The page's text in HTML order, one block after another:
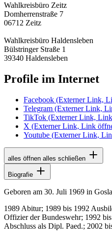
Wahlkreisbüro Zeitz
Domherrenstraße 7
06712 Zeitz
Wahlkreisbüro Haldensleben
Bülstringer Straße 1
39340 Haldensleben
Profile im Internet
Facebook (Externer Link,
Telegram (Externer Link,
TikTok (Externer Link,
X (Externer Link, Link
Youtube (Externer Link,
alles öffnen alles schließen
Biografie
Geboren am 30. Juli 1969 in
1989 Abitur; 1989 bis 1992
Offizier der Bundeswehr; 1992
Abschluss als Dipl. Paed.; 2002